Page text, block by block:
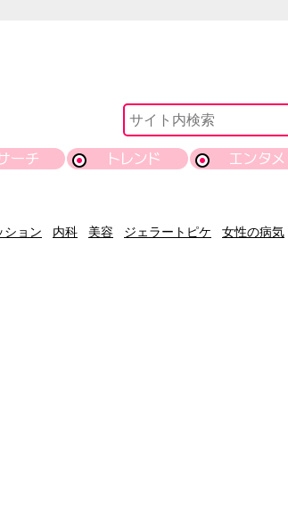
ーチ トレンド エンタメ
ション 内科 美容 ジェラートピケ 女性の病気